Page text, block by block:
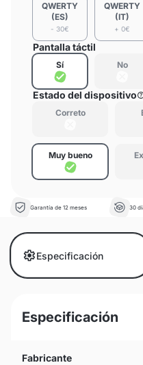
QWERTY
(ES)
- 30€
QWERTY
(IT)
+ 0€
Pantalla táctil
Sí No
Estado del dispositivo
Correto
Muy bueno
Garantía de 12 meses 30
Especificación
Especificación
Fabricante